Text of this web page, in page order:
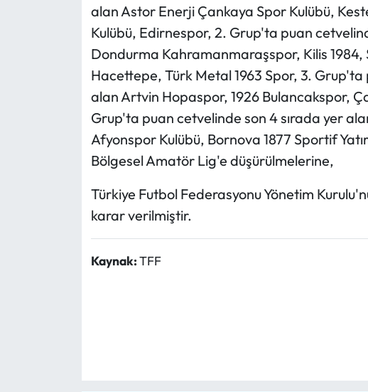
alan Astor Enerji Çankaya Spor Kulübü,
Kulübü, Edirnespor, 2. Grup'ta puan
Dondurma Kahramanmaraşspor, Kilis
Hacettepe, Türk Metal 1963 Spor, 3.
alan Artvin Hopaspor, 1926 Bulancakspor,
Grup'ta puan cetvelinde son 4 sırada yer
Afyonspor Kulübü, Bornova 1877 Sportif
Bölgesel Amatör Lig'e düşürülmelerine,
Türkiye Futbol Federasyonu Yönetim
karar verilmiştir.
Kaynak:TFF